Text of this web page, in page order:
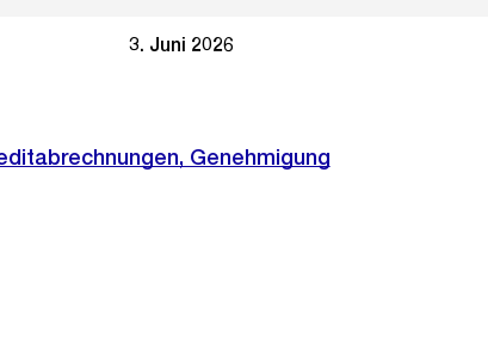
3. Juni 2026
Genehmigung